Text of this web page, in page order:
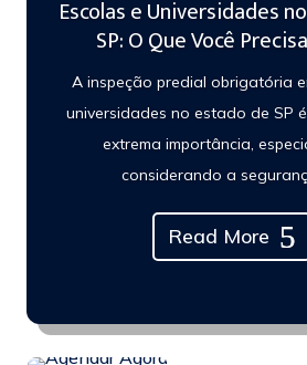
Escolas e Universidades
SP: O Que Você
A inspeção predial obrigatória
universidades no estado de SP
extrema importância,
considerando a
Read More